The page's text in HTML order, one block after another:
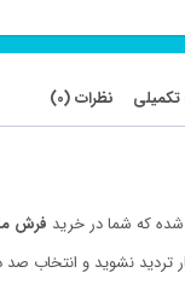
نظرات (0)
که شما در خرید
تردید نشوید و انتخاب صد